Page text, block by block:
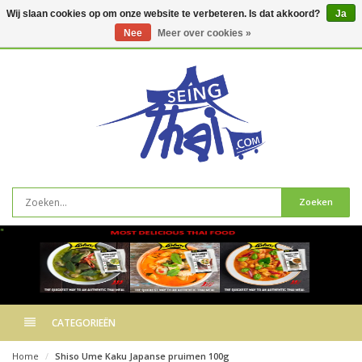
Zoeken
"
CATEGORIEËN
Home Shiso Ume Kaku Japanse pruimen 100g
Wij slaan cookies op om onze website te verbeteren. Is dat akkoord?
Ja
Nee
Meer over cookies »